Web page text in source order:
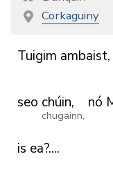
Corkaguiny
Tuigim ambaist,
seo chúin,
chugainn,
nó
is ea?....